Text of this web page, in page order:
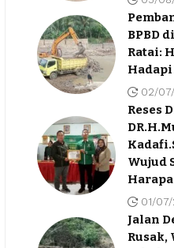
BPBD
Ratai:
02/
Reses
Wujud
01/
Jalan
Rusak,